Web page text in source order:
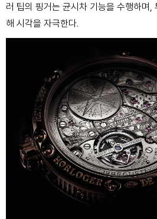
러 팁의 핑거는 균시차 기능을 수행하며,
해 시각을 자극한다.